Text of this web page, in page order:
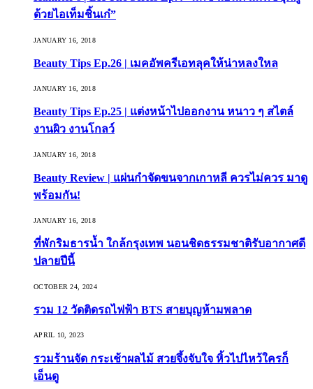
ด้วยไอเท็มชิ้นเก๋”
JANUARY 16, 2018
Beauty Tips Ep.26 | เมคอัพครีเอทลุคให้น่าหลงใหล
JANUARY 16, 2018
Beauty Tips Ep.25 | แต่งหน้าไปออกงาน หนาว ๆ สไตล์
งานผิว งานโกลว์
JANUARY 16, 2018
Beauty Review | แผ่นกำจัดขนจากเกาหลี ควรไม่ควร มาดู
พร้อมกัน!
JANUARY 16, 2018
ที่พักริมธารน้ำ ใกล้กรุงเทพ นอนชิดธรรมชาติรับอากาศดี
ปลายปีนี้
OCTOBER 24, 2024
รวม 12 วัดติดรถไฟฟ้า BTS สายบุญห้ามพลาด
APRIL 10, 2023
รวมร้านจัด กระเช้าผลไม้ สวยจึ้งจับใจ หิ้วไปไหว้ใครก็
เอ็นดู